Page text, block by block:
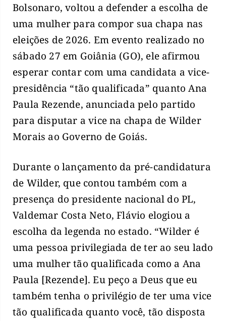
Bolsonaro, voltou a defender a escolha de
uma mulher para compor sua chapa nas
eleições de 2026. Em evento realizado no
sábado 27 em Goiânia (GO), ele afirmou
esperar contar com uma candidata a vice-
presidência “tão qualificada” quanto Ana
Paula Rezende, anunciada pelo partido
para disputar a vice na chapa de Wilder
Morais ao Governo de Goiás.
Durante o lançamento da pré-candidatura
de Wilder, que contou também com a
presença do presidente nacional do PL,
Valdemar Costa Neto, Flávio elogiou a
escolha da legenda no estado. “Wilder é
uma pessoa privilegiada de ter ao seu lado
uma mulher tão qualificada como a Ana
Paula [Rezende]. Eu peço a Deus que eu
também tenha o privilégio de ter uma vice
tão qualificada quanto você, tão disposta